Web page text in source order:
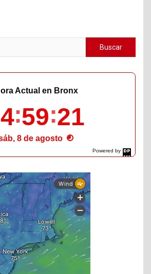
Powered by
DaysPedia.com
Actual en Bronx
59 22
8 de agosto